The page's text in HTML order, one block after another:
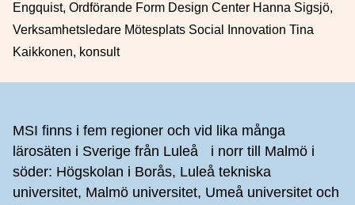
Engquist, Ordförande Form Design Center Hanna Sigsjö,
Verksamhetsledare Mötesplats Social Innovation Tina
Kaikkonen, konsult
MSI finns i fem regioner och vid lika många
lärosäten i Sverige från Luleå i norr till Malmö i
söder: Högskolan i Borås, Luleå tekniska
universitet, Malmö universitet, Umeå universitet och